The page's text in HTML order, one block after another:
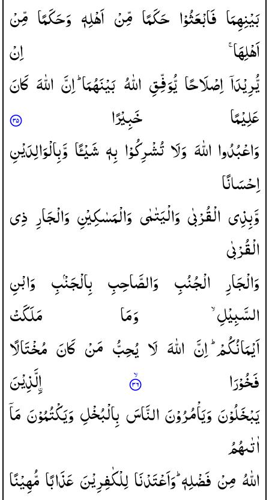
بَیْنِهِمَا فَابْعَثُوْا حَكَمًا مِّنْ اَهْلِهٖ وَحَكَمًا مِّنْ
اَهْلِهَا ۚ
اِنْ
یُّرِیْدَاۤ اِصْلَاحًا یُّوَفِّقِ اللّٰهُ بَیْنَهُمَا ؕ اِنَّ اللّٰهَ كَانَ
عَلِیْمًا
خَبِیْرًا
وَاعْبُدُوا اللّٰهَ وَلَا تُشْرِكُوْا بِهٖ شَیْـًٔا وَّبِالْوَالِدَیْنِ
اِحْسَانًا
وَّبِذِی الْقُرْبٰی وَالْیَتٰمٰی وَالْمَسٰكِیْنِ وَالْجَارِ ذِی
الْقُرْبٰی
وَالْجَارِ الْجُنُبِ وَالصَّاحِبِ بِالْجَنْۢبِ وَابْنِ
السَّبِیْلِ ۙ
وَمَا
مَلَكَتْ
اَیْمَانُكُمْ ؕ اِنَّ اللّٰهَ لَا یُحِبُّ مَنْ كَانَ مُخْتَالًا
فَخُوْرَا
لَّذِیْنَ
یَبْخَلُوْنَوَیَاْمُرُوْنَالنَّاسَبِالْبُخْلِوَیَكْتُمُوْنَمَاۤ
اٰتٰىهُمُ
اللّٰهُمِنْفَضْلِهٖ ؕوَاَعْتَدْنَالِلْكٰفِرِیْنَعَذَابًامُّهِیْنًا